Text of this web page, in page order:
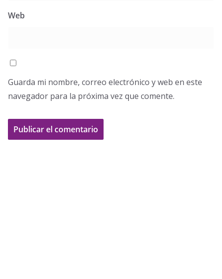
Web
Guarda mi nombre, correo electrónico y web en este
navegador para la próxima vez que comente.